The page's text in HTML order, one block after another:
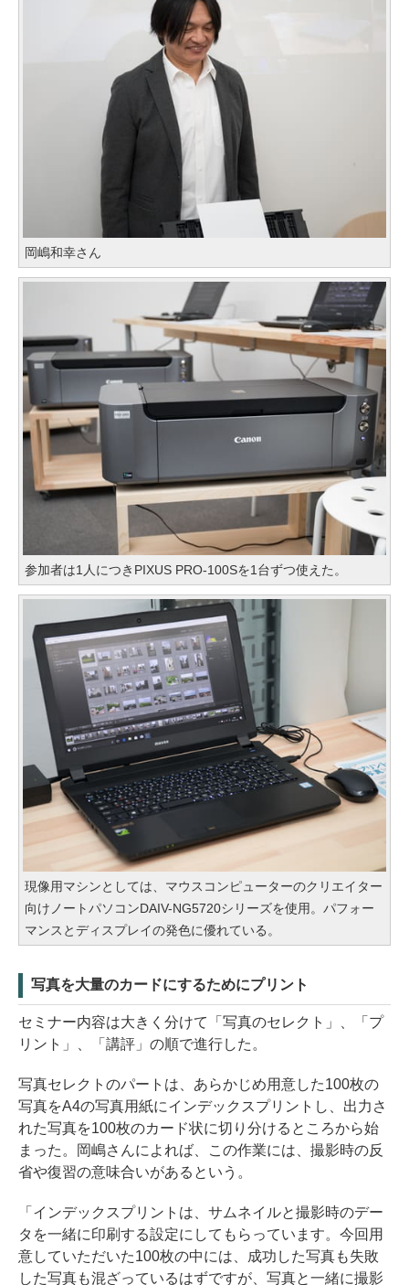
岡嶋和幸さん
参加者は1人につきPIXUS PRO-100Sを1台ずつ使えた。
現像用マシンとしては、マウスコンピューターのクリエイター
向けノートパソコンDAIV-NG5720シリーズを使用。パフォー
マンスとディスプレイの発色に優れている。
写真を大量のカードにするためにプリント
セミナー内容は大きく分けて「写真のセレクト」、「プ
リント」、「講評」の順で進行した。
写真セレクトのパートは、あらかじめ用意した100枚の
写真をA4の写真用紙にインデックスプリントし、出力さ
れた写真を100枚のカード状に切り分けるところから始
まった。岡嶋さんによれば、この作業には、撮影時の反
省や復習の意味合いがあるという。
「インデックスプリントは、サムネイルと撮影時のデー
タを一緒に印刷する設定にしてもらっています。今回用
意していただいた100枚の中には、成功した写真も失敗
した写真も混ざっているはずですが、写真と一緒に撮影